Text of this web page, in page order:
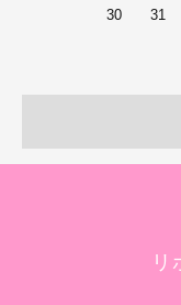
30 31
リ